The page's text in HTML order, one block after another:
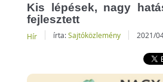
Kis lépések, nagy
fejlesztett
Hír írta:Sajtóközlemény 2021/